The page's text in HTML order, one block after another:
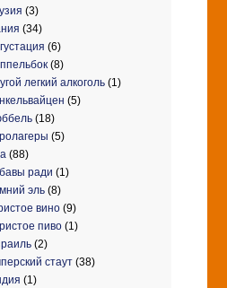
(3)
(34)
(6)
(8)
легкий алкоголь (1)
(5)
(18)
(5)
(88)
ради (1)
эль (8)
вино (9)
пиво (1)
(2)
стаут (38)
(1)